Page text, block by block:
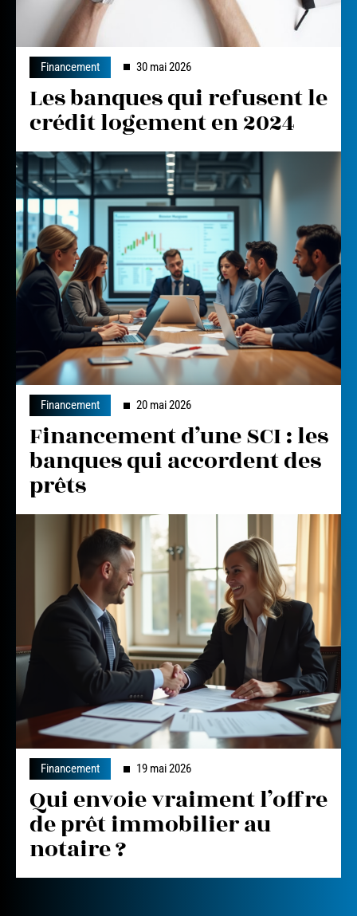
Financement 30 mai 2026
Les banques qui refusent le
crédit logement en 2024
Financement 20 mai 2026
Financement d’une SCI : les
banques qui accordent des
prêts
Financement 19 mai 2026
Qui envoie vraiment l’offre
de prêt immobilier au
notaire ?